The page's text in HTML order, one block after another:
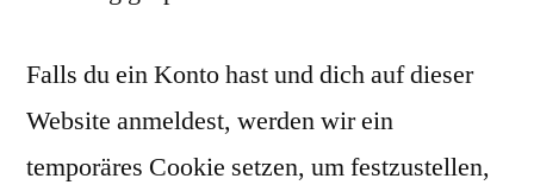
Falls du ein Konto hast und dich auf dieser
Website anmeldest, werden wir ein
temporäres Cookie setzen, um festzustellen,